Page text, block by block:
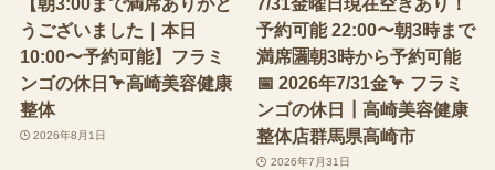
うございました｜本日
10:00〜予約可能】フラミ
ンゴの休日🦩高崎美容健康
整体
2026年8月1日
予約可能 22:00〜朝3時まで
満席🈵朝3時から予約可能
📅 2026年7/31金🦩 フラミ
ンゴの休日┃高崎美容健康
整体店群馬県高崎市
2026年7月31日